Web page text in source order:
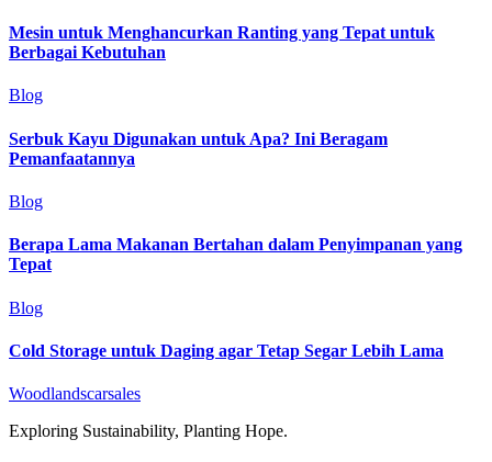
Mesin untuk Menghancurkan Ranting yang Tepat untuk
Berbagai Kebutuhan
Blog
Serbuk Kayu Digunakan untuk Apa? Ini Beragam
Pemanfaatannya
Blog
Berapa Lama Makanan Bertahan dalam Penyimpanan yang
Tepat
Blog
Cold Storage untuk Daging agar Tetap Segar Lebih Lama
Woodlandscarsales
Exploring Sustainability, Planting Hope.